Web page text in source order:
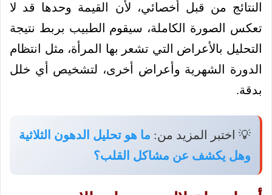
النتائج من قبل أخصائي، لأن القيمة وحدها قد لا
تعكس الصورة الكاملة، سيقوم الطبيب بربط نتيجة
التحليل بالأعراض التي تشعر بها المرأة، مثل انتظام
الدورة الشهرية وأعراض أخرى، لتشخيص أي خلل
بدقة.
💡 اختبر المزيد من: ما هو تحليل الدهون الثلاثية
وهل يكشف عن مشاكل القلب؟